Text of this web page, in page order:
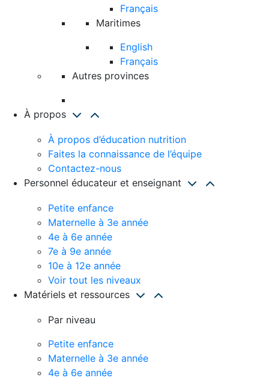
Français
Maritimes
English
Français
Autres provinces
À propos
À propos d’éducation nutrition
Faites la connaissance de l’équipe
Contactez-nous
Personnel éducateur et enseignant
Petite enfance
Maternelle à 3e année
4e à 6e année
7e à 9e année
10e à 12e année
Voir tout les niveaux
Matériels et ressources
Par niveau
Petite enfance
Maternelle à 3e année
4e à 6e année